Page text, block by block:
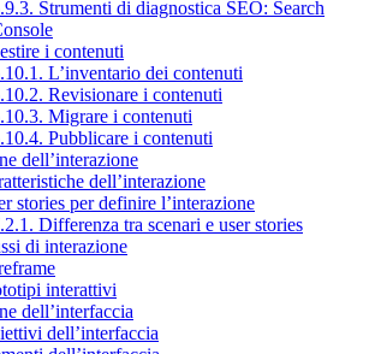
Strumenti di diagnostica SEO: Search
i contenuti
L’inventario dei contenuti
Revisionare i contenuti
Migrare i contenuti
Pubblicare i contenuti
dell’interazione
dell’interazione
stories per definire l’interazione
Differenza tra scenari e user stories
di interazione
interattivi
dell’interfaccia
dell’interfaccia